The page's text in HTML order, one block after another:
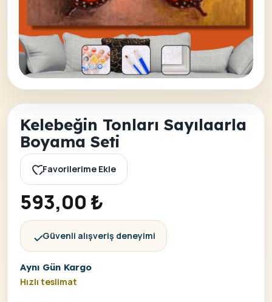
Kelebeğin Tonları Sayılaarla
Boyama Seti
Favorilerime Ekle
593,00 ₺
Güvenli alışveriş deneyimi
Aynı Gün Kargo
Hızlı teslimat